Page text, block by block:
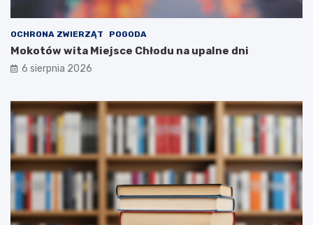
OCHRONA ZWIERZĄT POGODA
Mokotów wita Miejsce Chłodu na upalne dni
6 sierpnia 2026